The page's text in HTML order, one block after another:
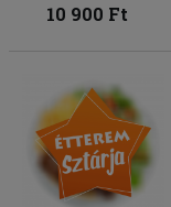
10 900 Ft